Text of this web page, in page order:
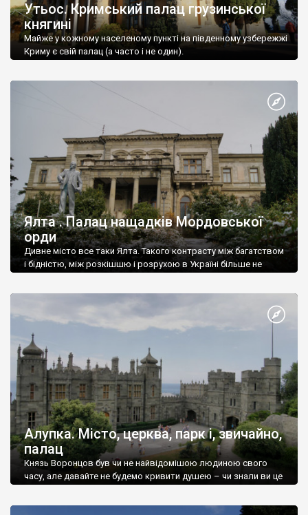
Утьос. Кримський палац грузинської
княгині
Майже у кожному населеному пункті на південному узбережжі
Криму є свій палац (а часто і не один).
Ялта . Палац нащадків Мордовської
орди
Дивне місто все таки Ялта. Такого контрасту між багатством
і бідністю, між розкішшю і розрухою в Україні більше не
Алупка. Місто, церква, парк і, звичайно,
палац
Князь Воронцов був чи не найвідомішою людиною свого
часу, але давайте не будемо кривити душею – чи знали ви це